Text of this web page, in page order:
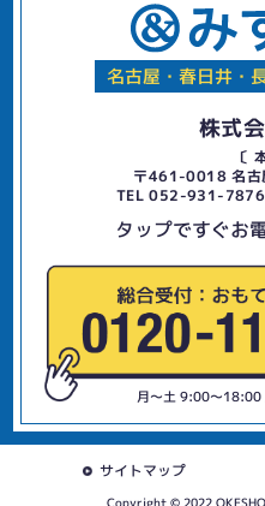
名古屋・春日井・
株式
〔
〒461-0018 名古
TEL 052-931-
タップですぐお
月〜土 9:00〜
サイトマップ
Copyright © 2022